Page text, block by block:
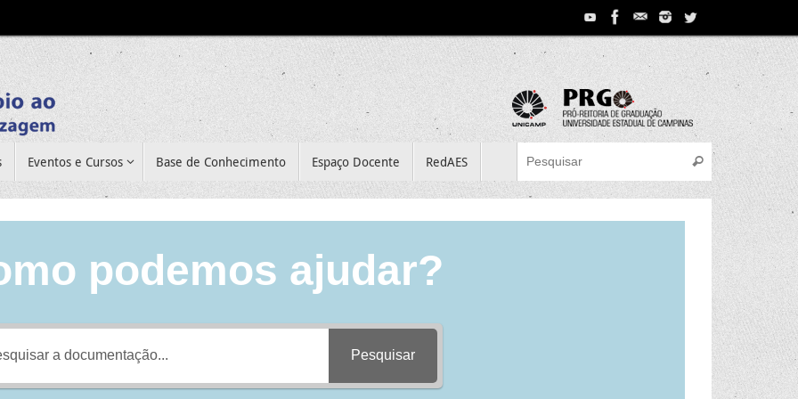
Eventos e Cursos Base de Conhecimento Espaço Docente RedAES
Search for:
Pesquisar
podemos ajudar?
Pesquisar